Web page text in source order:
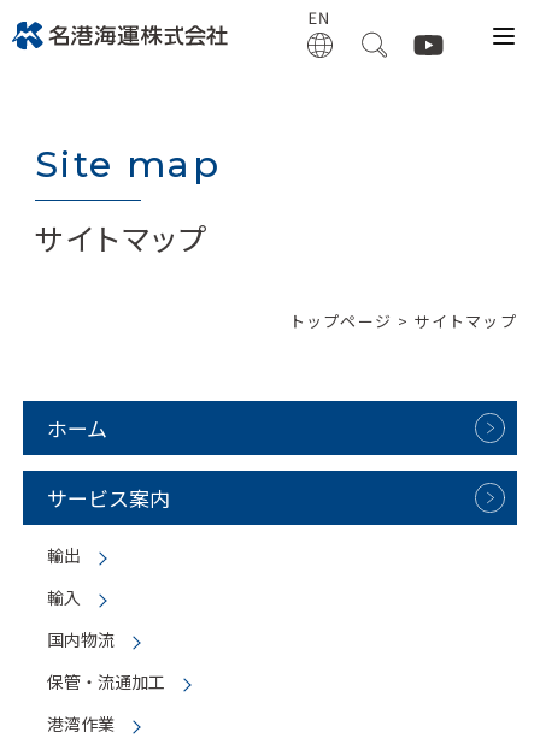
Site map
サイトマップ
トップページ > サイトマップ
ホーム
サービス案内
輸出
輸入
国内物流
保管・流通加工
港湾作業